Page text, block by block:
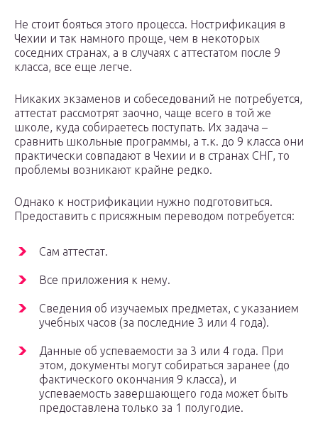
Не стоит бояться этого процесса. Нострификация в
Чехии и так намного проще, чем в некоторых
соседних странах, а в случаях с аттестатом после 9
класса, все еще легче.
Никаких экзаменов и собеседований не потребуется,
аттестат рассмотрят заочно, чаще всего в той же
школе, куда собираетесь поступать. Их задача –
сравнить школьные программы, а т.к. до 9 класса они
практически совпадают в Чехии и в странах СНГ, то
проблемы возникают крайне редко.
Однако к нострификации нужно подготовиться.
Предоставить с присяжным переводом потребуется:
Сам аттестат.
Все приложения к нему.
Сведения об изучаемых предметах, с указанием
учебных часов (за последние 3 или 4 года).
Данные об успеваемости за 3 или 4 года. При
этом, документы могут собираться заранее (до
фактического окончания 9 класса), и
успеваемость завершающего года может быть
предоставлена только за 1 полугодие.